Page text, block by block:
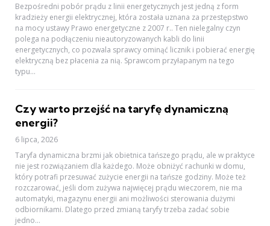
Bezpośredni pobór prądu z linii energetycznych jest jedną z form
kradzieży energii elektrycznej, która została uznana za przestępstwo
na mocy ustawy Prawo energetyczne z 2007 r.. Ten nielegalny czyn
polega na podłączeniu nieautoryzowanych kabli do linii
energetycznych, co pozwala sprawcy ominąć licznik i pobierać energię
elektryczną bez płacenia za nią. Sprawcom przyłapanym na tego
typu...
Czy warto przejść na taryfę dynamiczną
energii?
6 lipca, 2026
Taryfa dynamiczna brzmi jak obietnica tańszego prądu, ale w praktyce
nie jest rozwiązaniem dla każdego. Może obniżyć rachunki w domu,
który potrafi przesuwać zużycie energii na tańsze godziny. Może też
rozczarować, jeśli dom zużywa najwięcej prądu wieczorem, nie ma
automatyki, magazynu energii ani możliwości sterowania dużymi
odbiornikami. Dlatego przed zmianą taryfy trzeba zadać sobie
jedno...